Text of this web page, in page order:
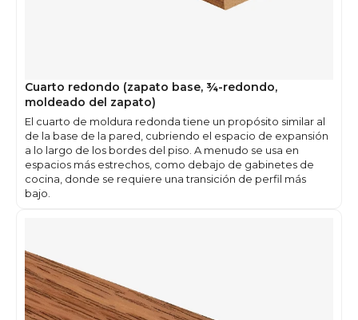
Cuarto redondo (zapato base, ¾-redondo,
moldeado del zapato)
El cuarto de moldura redonda tiene un propósito similar al
de la base de la pared, cubriendo el espacio de expansión
a lo largo de los bordes del piso. A menudo se usa en
espacios más estrechos, como debajo de gabinetes de
cocina, donde se requiere una transición de perfil más
bajo.